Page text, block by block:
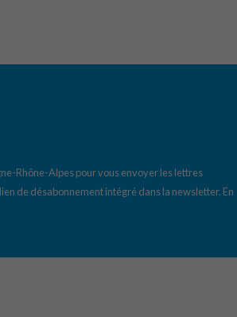
Rhône-Alpes pour vous envoyer les lettres
de désabonnement intégré dans la newsletter. En